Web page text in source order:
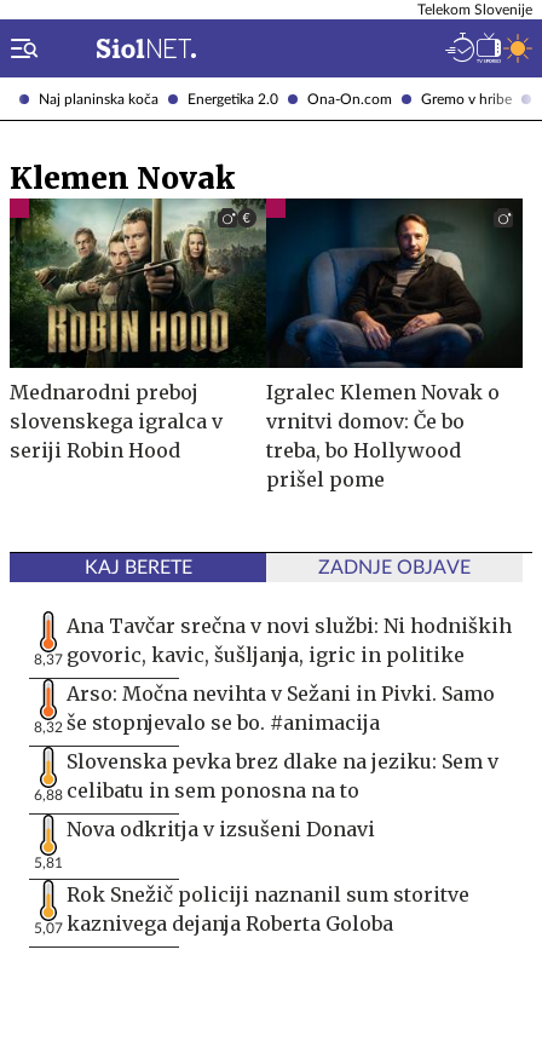
Naj planinska koča Energetika 2.0 Ona-On.com Gremo v hribe
Telekom Slovenije
Klemen Novak
Mednarodni preboj
slovenskega igralca v
seriji Robin Hood
Igralec Klemen Novak o
vrnitvi domov: Če bo
treba, bo Hollywood
prišel pome
KAJ BERETE ZADNJE OBJAVE
8,37
Ana Tavčar srečna v novi službi: Ni hodniških
govoric, kavic, šušljanja, igric in politike
8,32
Arso: Močna nevihta v Sežani in Pivki. Samo
še stopnjevalo se bo. #animacija
6,88
Slovenska pevka brez dlake na jeziku: Sem v
celibatu in sem ponosna na to
5,81
Nova odkritja v izsušeni Donavi
5,07
Rok Snežič policiji naznanil sum storitve
kaznivega dejanja Roberta Goloba